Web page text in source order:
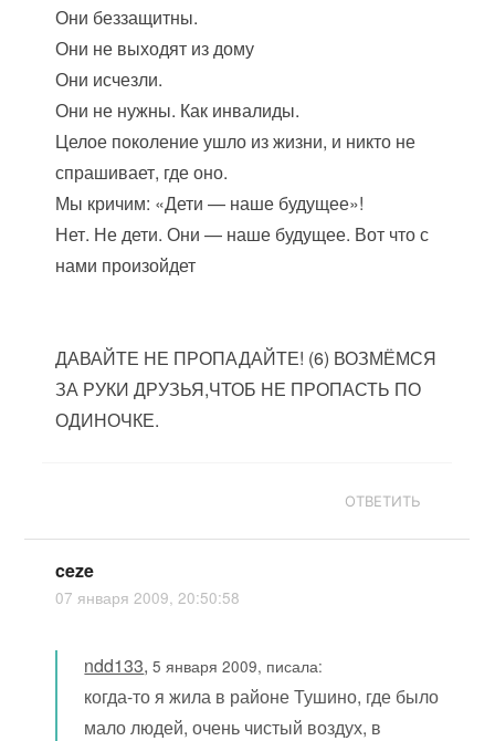
Они беззащитны.
Они не выходят из дому
Они исчезли.
Они не нужны. Как инвалиды.
Целое поколение ушло из жизни, и никто не
спрашивает, где оно.
Мы кричим: «Дети — наше будущее»!
Нет. Не дети. Они — наше будущее. Вот что с
нами произойдет
ДАВАЙТЕ НЕ ПРОПАДАЙТЕ! (6) ВОЗМЁМСЯ
ЗА РУКИ ДРУЗЬЯ,ЧТОБ НЕ ПРОПАСТЬ ПО
ОДИНОЧКЕ.
ОТВЕТИТЬ
ceze
07 января 2009, 20:50:58
ndd133,5 января 2009, писала:
когда-то я жила в районе Тушино, где было
мало людей, очень чистый воздух, в